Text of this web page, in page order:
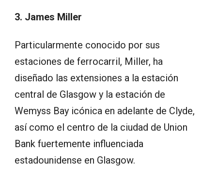
3. James Miller
Particularmente conocido por sus
estaciones de ferrocarril, Miller, ha
diseñado las extensiones a la estación
central de Glasgow y la estación de
Wemyss Bay icónica en adelante de Clyde,
así como el centro de la ciudad de Union
Bank fuertemente influenciada
estadounidense en Glasgow.